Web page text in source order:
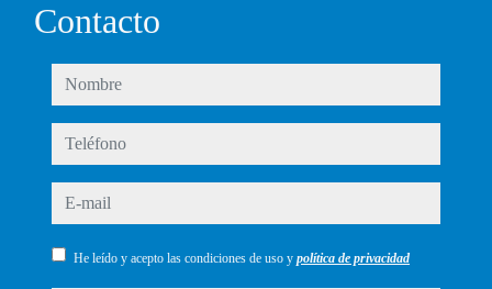
Contacto
nombre
teléfono
e-mail
He leído y acepto las condiciones de uso y política de privacidad